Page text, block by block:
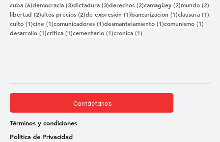
cuba (6)6 entradas
democracia (3)3 entradas
dictadura (3)3 entradas
derechos (2)2 entradas
camagüey (2)2 entradas
mundo (2)
libertad (2)2 entradas
altos precios (2)2 entradas
de expresión (1)1 entrada
bancarizacion (1)1 entrada
clausura (1)
culto (1)1 entrada
cine (1)1 entrada
comunicadores (1)1 entrada
desmantelamiento (1)1 entrada
comunismo (1)
desarrollo (1)1 entrada
critica (1)1 entrada
cementerio (1)1 entrada
cronica (1)
Contáctanos
Términos y condiciones
Política de Privacidad